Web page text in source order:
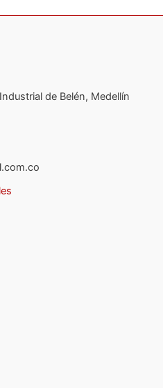
de Belén, Medellín